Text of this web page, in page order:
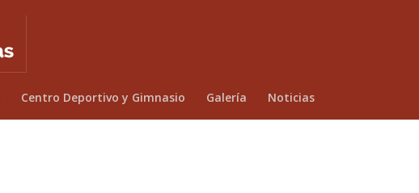
Centro Deportivo y Gimnasio Galería Noticias